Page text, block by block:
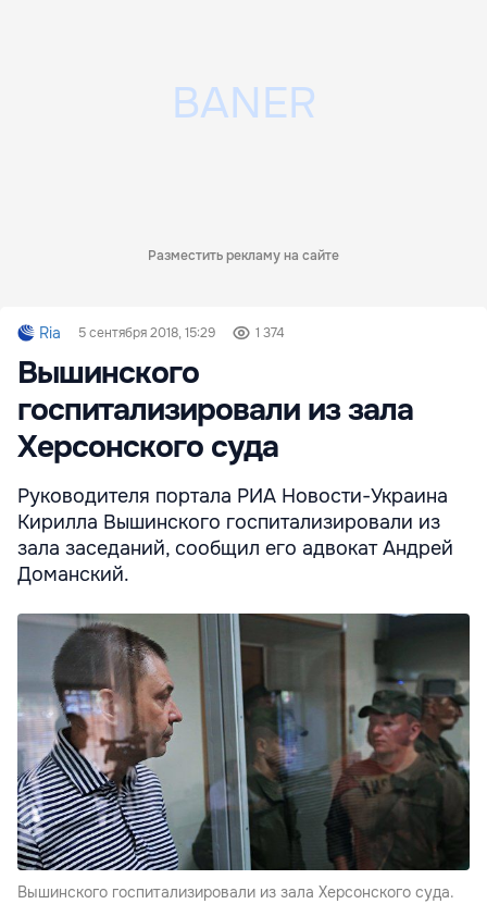
Разместить рекламу на сайте
Ria 5 сентября 2018, 15:29 1 374
Вышинского
госпитализировали из зала
Херсонского суда
Руководителя портала РИА Новости-Украина
Кирилла Вышинского госпитализировали из
зала заседаний, сообщил его адвокат Андрей
Доманский.
Вышинского госпитализировали из зала Херсонского суда.